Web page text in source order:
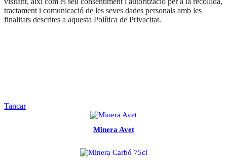
tractament i comunicació de les seves dades personals amb les
finalitats descrites a aquesta Política de Privacitat.
Tancar
Minera Avet